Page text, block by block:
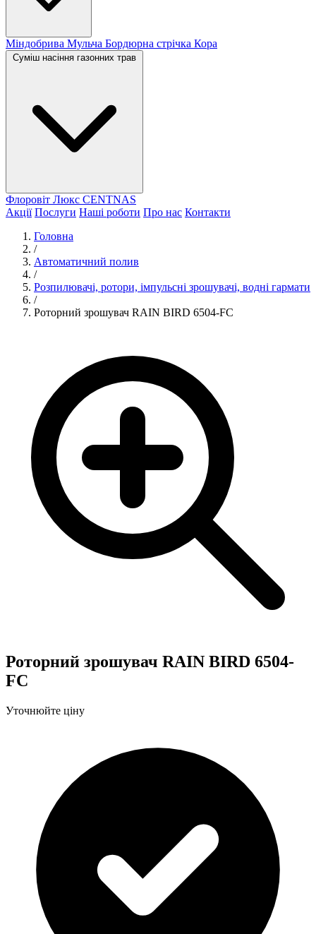
Міндобрива Мульча Бордюрна стрічка Кора
Суміш насіння газонних трав
Флоровіт Люкс СENTNAS
Акції Послуги Наші роботи Про нас Контакти
Головна
/
Автоматичний полив
/
Розпилювачі, ротори, імпульсні зрошувачі, водні гармати
/
Роторний зрошувач RAIN BIRD 6504-FC
Роторний зрошувач RAIN BIRD 6504-
FC
Уточнюйте ціну